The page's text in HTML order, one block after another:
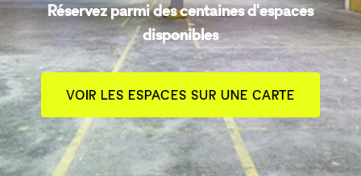
Réservez parmi des centaines d'espaces
disponibles
VOIR LES ESPACES SUR UNE CARTE